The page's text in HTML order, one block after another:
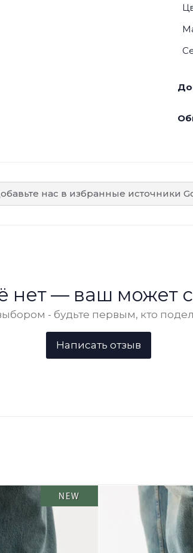
нас в избранные источники
нет — ваш может
- будьте первым, кто
NEW